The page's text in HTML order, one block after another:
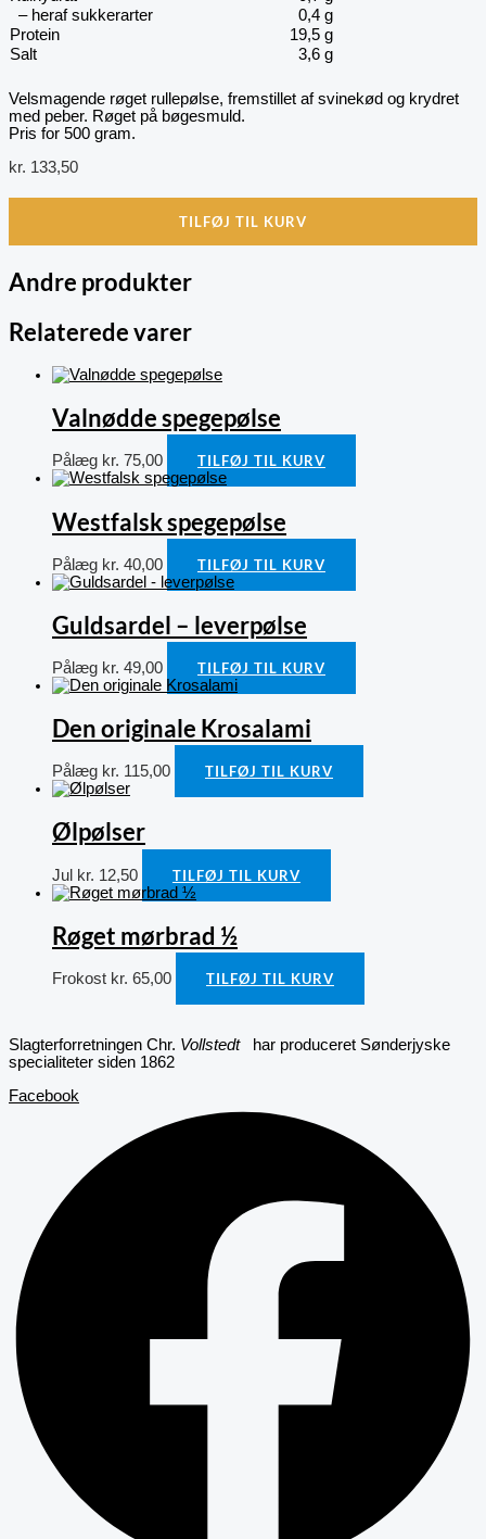
– heraf sukkerarter
0,4 g
Protein
19,5 g
Salt
3,6 g
Velsmagende røget rullepølse, fremstillet af svinekød og krydret
med peber. Røget på bøgesmuld.
Pris for 500 gram.
kr. 133,50
TILFØJ TIL KURV
Andre produkter
Relaterede varer
Valnødde spegepølse
Pålæg kr. 75,00 TILFØJ TIL KURV
Westfalsk spegepølse
Pålæg kr. 40,00 TILFØJ TIL KURV
Guldsardel – leverpølse
Pålæg kr. 49,00 TILFØJ TIL KURV
Den originale Krosalami
Pålæg kr. 115,00 TILFØJ TIL KURV
Ølpølser
Jul kr. 12,50 TILFØJ TIL KURV
Røget mørbrad ½
Frokost kr. 65,00 TILFØJ TIL KURV
Slagterforretningen Chr. Vollstedthar produceret Sønderjyske
specialiteter siden 1862
Facebook